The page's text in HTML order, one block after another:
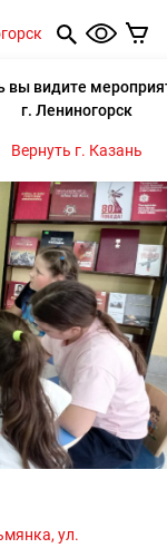
вы видите
г. Лениногорск
Вернуть г. Казань
Спектакли